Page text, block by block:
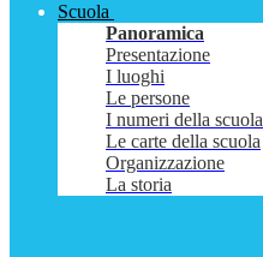
Scuola
Panoramica
Presentazione
I luoghi
Le persone
I numeri della scuola
Le carte della scuola
Organizzazione
La storia